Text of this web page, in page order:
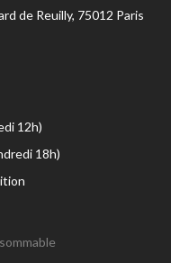
de Reuilly, 75012 Paris
12h)
18h)